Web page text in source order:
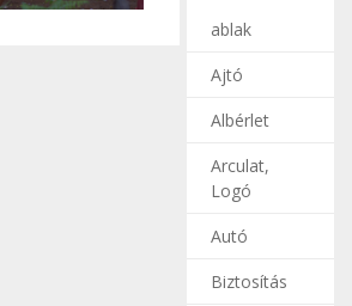
ablak
Ajtó
Albérlet
Arculat,
Logó
Autó
Biztosítás